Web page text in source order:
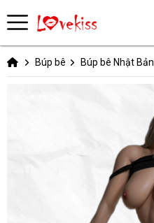
Búp bê Búp bê Nhật Bản